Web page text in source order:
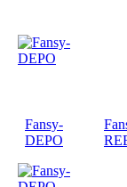
Fansy-
DEPO